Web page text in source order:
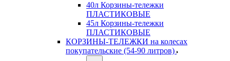
40л Корзины-тележки
ПЛАСТИКОВЫЕ
45л Корзины-тележки
ПЛАСТИКОВЫЕ
КОРЗИНЫ-ТЕЛЕЖКИ на колесах
покупательские (54-90 литров)